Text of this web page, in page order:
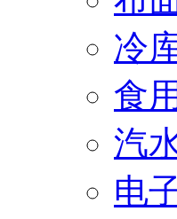
冷
食
汽
电